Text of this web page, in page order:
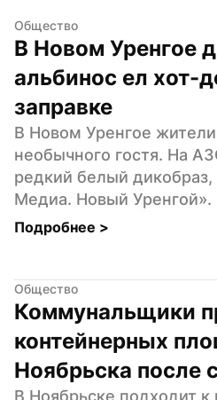
Общество
В Новом Уренгое
альбинос ел хот-
заправке
В Новом Уренгое
необычного гостя. На
редкий белый
Медиа. Новый Уренгой».
Подробнее >
Общество
Коммунальщики
контейнерных
Ноябрьска после
В Ноябрьске подходит к